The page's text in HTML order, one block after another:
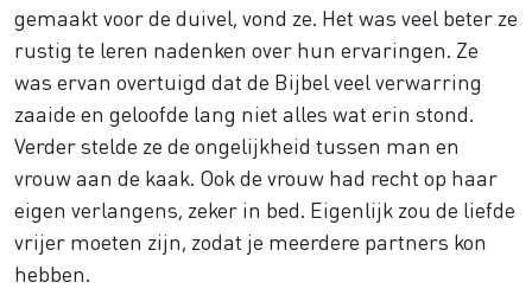
gemaakt voor de duivel, vond ze. Het was veel beter ze
rustig te leren nadenken over hun ervaringen. Ze
was ervan overtuigd dat de Bijbel veel verwarring
zaaide en geloofde lang niet alles wat erin stond.
Verder stelde ze de ongelijkheid tussen man en
vrouw aan de kaak. Ook de vrouw had recht op haar
eigen verlangens, zeker in bed. Eigenlijk zou de liefde
vrijer moeten zijn, zodat je meerdere partners kon
hebben.